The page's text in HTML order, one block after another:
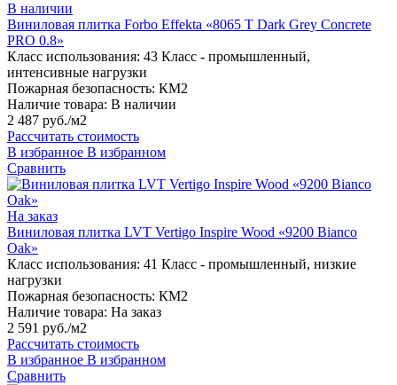
В наличии
Виниловая плитка Forbo Effekta «8065 T Dark Grey Concrete
PRO 0.8»
Класс использования: 43 Класс - промышленный,
интенсивные нагрузки
Пожарная безопасность: КМ2
Наличие товара: В наличии
2 487 руб./м2
Рассчитать стоимость
В избранное В избранном
Сравнить
На заказ
Виниловая плитка LVT Vertigo Inspire Wood «9200 Bianco
Oak»
Класс использования: 41 Класс - промышленный, низкие
нагрузки
Пожарная безопасность: КМ2
Наличие товара: На заказ
2 591 руб./м2
Рассчитать стоимость
В избранное В избранном
Сравнить